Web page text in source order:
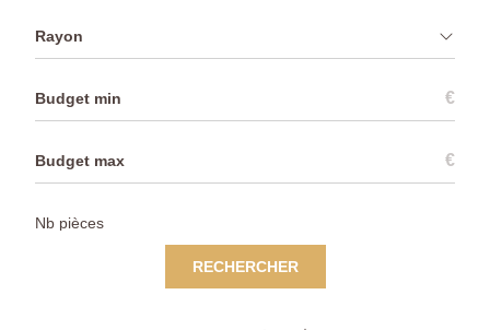
Rayon
€
€
RECHERCHER